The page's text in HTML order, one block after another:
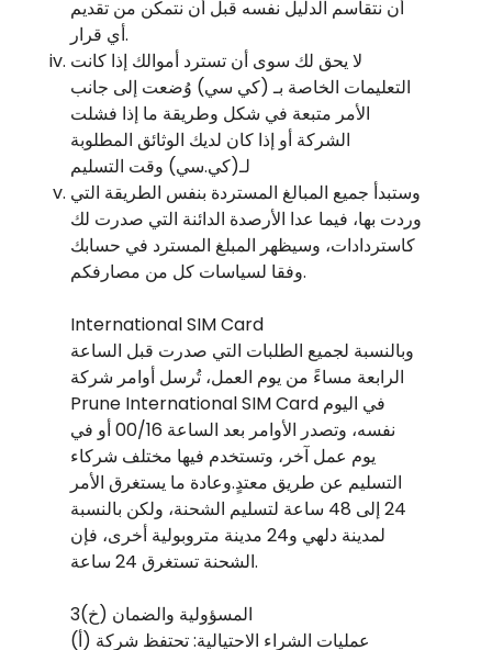
أن نتقاسم الدليل نفسه قبل أن نتمكن من تقديم
أي قرار.
لا يحق لك سوى أن تسترد أموالك إذا كانت
التعليمات الخاصة بـ (كي سي) وُضعت إلى جانب
الأمر متبعة في شكل وطريقة ما إذا فشلت
الشركة أو إذا كان لديك الوثائق المطلوبة
لـ(كي.سي) وقت التسليم
وستبدأ جميع المبالغ المستردة بنفس الطريقة التي
وردت بها، فيما عدا الأرصدة الدائنة التي صدرت لك
كاستردادات، وسيظهر المبلغ المسترد في حسابك
وفقا لسياسات كل من مصارفكم.
International SIM Card
وبالنسبة لجميع الطلبات التي صدرت قبل الساعة
الرابعة مساءً من يوم العمل، تُرسل أوامر شركة
Prune International SIM Card في اليوم
نفسه، وتصدر الأوامر بعد الساعة 00/16 أو في
يوم عمل آخر، وتستخدم فيها مختلف شركاء
التسليم عن طريق معتدٍ.وعادة ما يستغرق الأمر
24 إلى 48 ساعة لتسليم الشحنة، ولكن بالنسبة
لمدينة دلهي و24 مدينة متروبولية أخرى، فإن
الشحنة تستغرق 24 ساعة.
3(خ) المسؤولية والضمان
(أ) عمليات الشراء الاحتيالية: تحتفظ شركة